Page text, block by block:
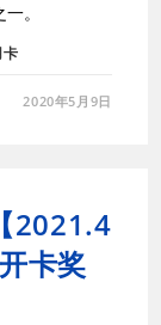
。
2020年5月9日
2021.4
卡奖